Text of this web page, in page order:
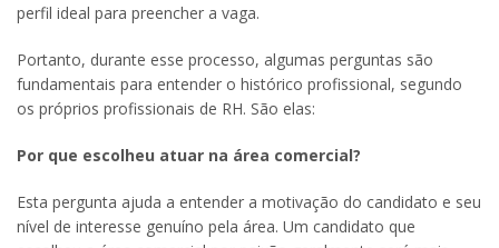
perfil ideal para preencher a vaga.
Portanto, durante esse processo, algumas perguntas são
fundamentais para entender o histórico profissional, segundo
os próprios profissionais de RH. São elas:
Por que escolheu atuar na área comercial?
Esta pergunta ajuda a entender a motivação do candidato e seu
nível de interesse genuíno pela área. Um candidato que